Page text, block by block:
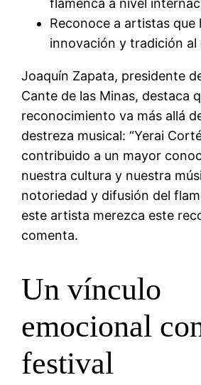
Reconoce a artistas
innovación y tradición al
Joaquín Zapata, presidente
Cante de las Minas, destaca
reconocimiento va más allá
destreza musical: “Yerai
contribuido a un mayor
nuestra cultura y nuestra
notoriedad y difusión del
este artista merezca este
comenta.
Un vínculo
emocional
festival